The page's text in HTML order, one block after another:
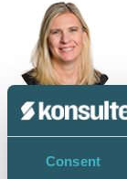
ConsentDela: